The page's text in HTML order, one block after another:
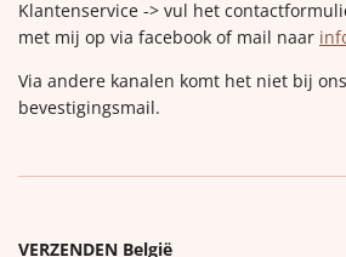
Klantenservice -> vul het
met mij op via facebook of mail naar
Via andere kanalen komt het niet bij
bevestigingsmail.
VERZENDEN België